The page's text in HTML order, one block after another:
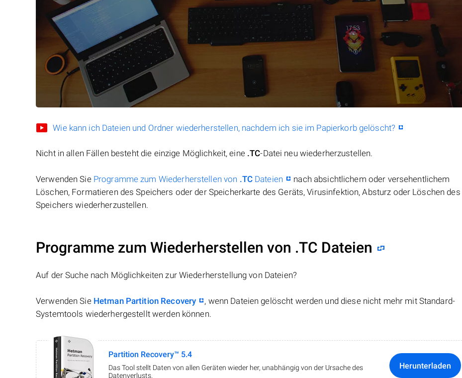
Wie kann ich Dateien und Ordner wiederherstellen, nachdem ich sie im Papierkorb gelöscht?
Nicht in allen Fällen besteht die einzige Möglichkeit, eine .TC-Datei neu wiederherzustellen.
Verwenden Sie Programme zum Wiederherstellen von .TCDateien
nach absichtlichem oder versehentlichem
Löschen, Formatieren des Speichers oder der Speicherkarte des Geräts, Virusinfektion, Absturz oder Löschen des
Speichers wiederherzustellen.
Programme zum Wiederherstellen von .TC Dateien
Auf der Suche nach Möglichkeiten zur Wiederherstellung von Dateien?
Verwenden Sie Hetman Partition Recovery
, wenn Dateien gelöscht werden und diese nicht mehr mit Standard-
Systemtools wiederhergestellt werden können.
Partition Recovery™ 5.4
Das Tool stellt Daten von allen Geräten wieder her, unabhängig von der Ursache des
Datenverlusts.
Herunterladen